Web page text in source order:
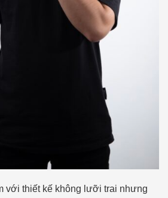
với thiết kế không lưỡi trai nhưng